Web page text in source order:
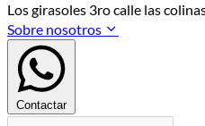
Los girasoles 3ro calle las
Sobre nosotros
Contactar